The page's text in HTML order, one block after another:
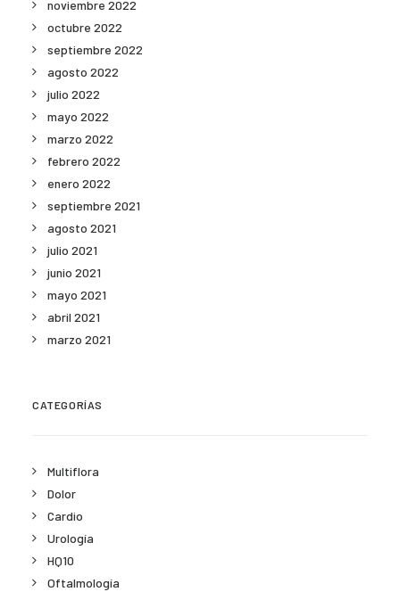
noviembre 2022
octubre 2022
septiembre 2022
agosto 2022
julio 2022
mayo 2022
marzo 2022
febrero 2022
enero 2022
septiembre 2021
agosto 2021
julio 2021
junio 2021
mayo 2021
abril 2021
marzo 2021
CATEGORÍAS
Multiflora
Dolor
Cardio
Urología
HQ10
Oftalmología